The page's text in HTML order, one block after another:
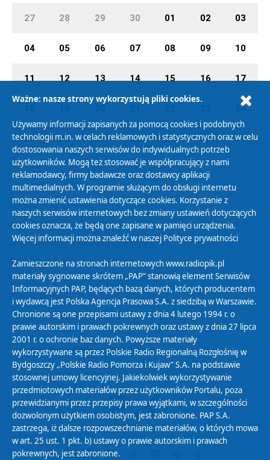
27 28 29 30 01 02 03
04 05 06 07 08 09 10
11 12 13 14 15 16 17
24
25 26 27 28 29 30 31
Polityka Prywatności
Zasady korzystania z Serwisu
Organizacje Pożytku Publicznego
Cyfryzacja DAB+
Polityka ochrony danych osobowych
Abonament
Zamówienia publiczne
Biuletyn Informacji Publicznej
Ważne: nasze strony wykorzystują pliki cookies.
Używamy informacji zapisanych za pomocą cookies i podobnych
technologii m.in. w celach reklamowych i statystycznych oraz w celu
dostosowania naszych serwisów do indywidualnych potrzeb
użytkowników. Mogą też stosować je współpracujący z nami
reklamodawcy, firmy badawcze oraz dostawcy aplikacji
multimedialnych. W programie służącym do obsługi internetu
można zmienić ustawienia dotyczące cookies. Korzystanie z
naszych serwisów internetowych bez zmiany ustawień dotyczących
cookies oznacza, że będą one zapisane w pamięci urządzenia.
Więcej informacji można znaleźć w naszej Polityce prywatności
Zamieszczone na stronach internetowych www.radiopik.pl
materiały sygnowane skrótem „PAP” stanowią element Serwisów
Informacyjnych PAP, będących bazą danych, których producentem
i wydawcą jest Polska Agencja Prasowa S.A. z siedzibą w Warszawie.
Chronione są one przepisami ustawy z dnia 4 lutego 1994 r. o
prawie autorskim i prawach pokrewnych oraz ustawy z dnia 27 lipca
2001 r. o ochronie baz danych. Powyższe materiały
wykorzystywane są przez Polskie Radio Regionalną Rozgłośnię w
Bydgoszczy „Polskie Radio Pomorza i Kujaw” S.A. na podstawie
stosownej umowy licencyjnej. Jakiekolwiek wykorzystywanie
przedmiotowych materiałów przez użytkowników Portalu, poza
przewidzianymi przez przepisy prawa wyjątkami, w szczególności
dozwolonym użytkiem osobistym, jest zabronione. PAP S.A.
zastrzega, iż dalsze rozpowszechnianie materiałów, o których mowa
w art. 25 ust. 1 pkt. b) ustawy o prawie autorskim i prawach
pokrewnych, jest zabronione.